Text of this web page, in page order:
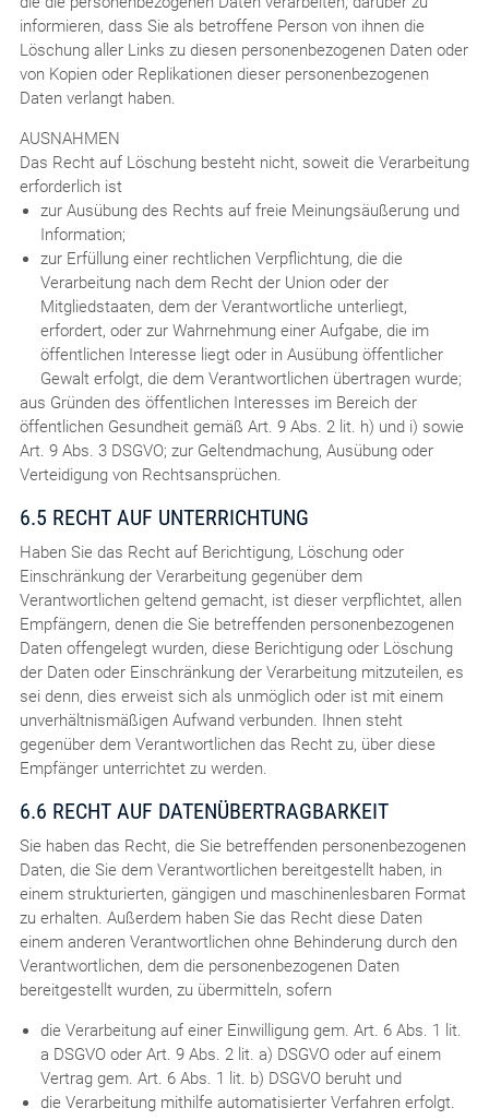
informieren, dass Sie als betroffene Person von ihnen die
Löschung aller Links zu diesen personenbezogenen Daten oder
von Kopien oder Replikationen dieser personenbezogenen
Daten verlangt haben.
AUSNAHMEN
Das Recht auf Löschung besteht nicht, soweit die Verarbeitung
erforderlich ist
zur Ausübung des Rechts auf freie Meinungsäußerung und
Information;
zur Erfüllung einer rechtlichen Verpflichtung, die die
Verarbeitung nach dem Recht der Union oder der
Mitgliedstaaten, dem der Verantwortliche unterliegt,
erfordert, oder zur Wahrnehmung einer Aufgabe, die im
öffentlichen Interesse liegt oder in Ausübung öffentlicher
Gewalt erfolgt, die dem Verantwortlichen übertragen wurde;
aus Gründen des öffentlichen Interesses im Bereich der
öffentlichen Gesundheit gemäß Art. 9 Abs. 2 lit. h) und i) sowie
Art. 9 Abs. 3 DSGVO; zur Geltendmachung, Ausübung oder
Verteidigung von Rechtsansprüchen.
6.5 RECHT AUF UNTERRICHTUNG
Haben Sie das Recht auf Berichtigung, Löschung oder
Einschränkung der Verarbeitung gegenüber dem
Verantwortlichen geltend gemacht, ist dieser verpflichtet, allen
Empfängern, denen die Sie betreffenden personenbezogenen
Daten offengelegt wurden, diese Berichtigung oder Löschung
der Daten oder Einschränkung der Verarbeitung mitzuteilen, es
sei denn, dies erweist sich als unmöglich oder ist mit einem
unverhältnismäßigen Aufwand verbunden. Ihnen steht
gegenüber dem Verantwortlichen das Recht zu, über diese
Empfänger unterrichtet zu werden.
6.6 RECHT AUF DATENÜBERTRAGBARKEIT
Sie haben das Recht, die Sie betreffenden personenbezogenen
Daten, die Sie dem Verantwortlichen bereitgestellt haben, in
einem strukturierten, gängigen und maschinenlesbaren Format
zu erhalten. Außerdem haben Sie das Recht diese Daten
einem anderen Verantwortlichen ohne Behinderung durch den
Verantwortlichen, dem die personenbezogenen Daten
bereitgestellt wurden, zu übermitteln, sofern
die Verarbeitung auf einer Einwilligung gem. Art. 6 Abs. 1 lit.
a DSGVO oder Art. 9 Abs. 2 lit. a) DSGVO oder auf einem
Vertrag gem. Art. 6 Abs. 1 lit. b) DSGVO beruht und
die Verarbeitung mithilfe automatisierter Verfahren erfolgt.